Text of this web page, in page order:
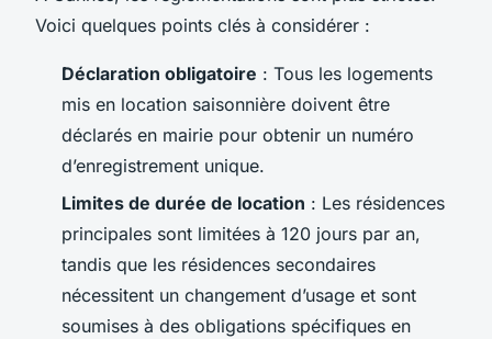
Voici quelques points clés à considérer :
Déclaration obligatoire : Tous les logements
mis en location saisonnière doivent être
déclarés en mairie pour obtenir un numéro
d’enregistrement unique.
Limites de durée de location : Les résidences
principales sont limitées à 120 jours par an,
tandis que les résidences secondaires
nécessitent un changement d’usage et sont
soumises à des obligations spécifiques en